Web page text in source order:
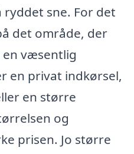
sne. For det
det område, der
en væsentlig
en privat indkørsel,
en større
og
prisen. Jo større